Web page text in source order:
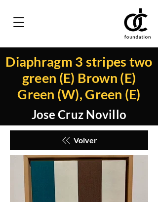
Diaphragm 3 stripes two
green (E) Brown (E)
Green (W), Green (E)
Jose Cruz Novillo
Volver